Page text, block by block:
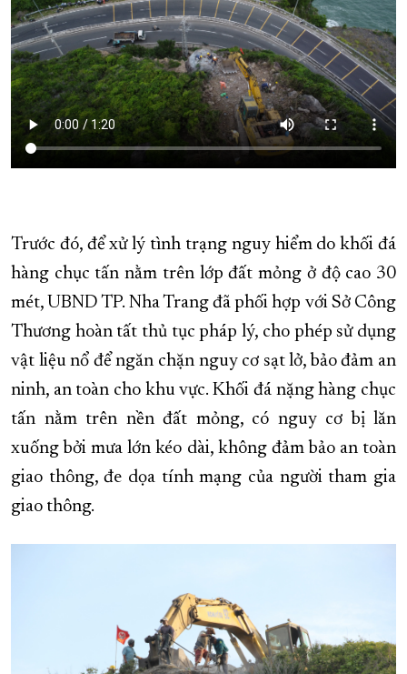
Trước đó, để xử lý tình trạng nguy hiểm do khối đá
hàng chục tấn nằm trên lớp đất mỏng ở độ cao 30
mét, UBND TP. Nha Trang đã phối hợp với Sở Công
Thương hoàn tất thủ tục pháp lý, cho phép sử dụng
vật liệu nổ để ngăn chặn nguy cơ sạt lở, bảo đảm an
ninh, an toàn cho khu vực. Khối đá nặng hàng chục
tấn nằm trên nền đất mỏng, có nguy cơ bị lăn
xuống bởi mưa lớn kéo dài, không đảm bảo an toàn
giao thông, đe dọa tính mạng của người tham gia
giao thông.